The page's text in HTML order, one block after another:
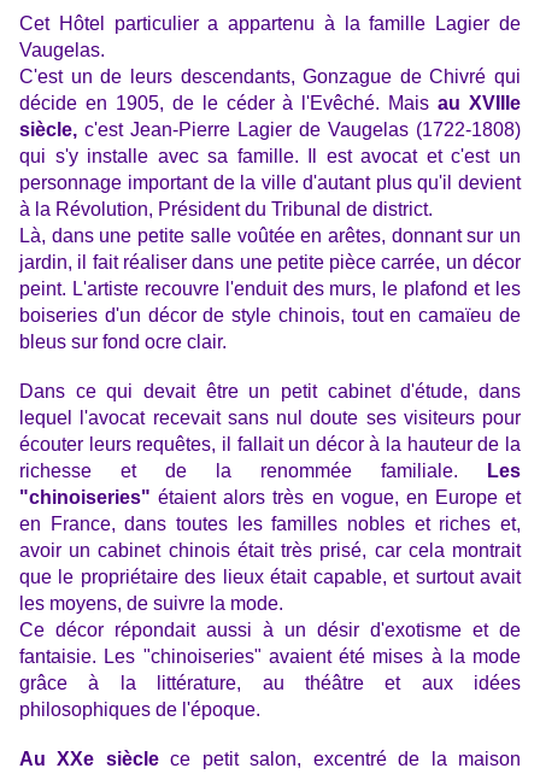
Cet Hôtel particulier a appartenu à la famille Lagier de
Vaugelas.
C'est un de leurs descendants, Gonzague de Chivré qui
décide en 1905, de le céder à l'Evêché. Maisau XVIIIe
siècle, c'est Jean-Pierre Lagier de Vaugelas (1722-1808)
qui s'y installe avec sa famille. Il est avocat et c'est un
personnage important de la ville d'autant plus qu'il devient
à la Révolution, Président du Tribunal de district.
Là, dans une petite salle voûtée en arêtes, donnant sur un
jardin, il fait réaliser dans une petite pièce carrée, un décor
peint. L'artiste recouvre l'enduit des murs, le plafond et les
boiseries d'un décor de style chinois, tout en camaïeu de
bleus sur fond ocre clair.
Dans ce qui devait être un petit cabinet d'étude, dans
lequel l'avocat recevait sans nul doute ses visiteurs pour
écouter leurs requêtes, il fallait un décor à la hauteur de la
richesse et de la renommée familiale.
Les
"chinoiseries"étaient alors très en vogue, en Europe et
en France, dans toutes les familles nobles et riches et,
avoir un cabinet chinois était très prisé, car cela montrait
que le propriétaire des lieux était capable, et surtout avait
les moyens, de suivre la mode.
Ce décor répondait aussi à un désir d'exotisme et de
fantaisie. Les "chinoiseries" avaient été mises à la mode
grâce à la littérature, au théâtre et aux idées
philosophiques de l'époque.
Au XXe sièclece petit salon, excentré de la maison